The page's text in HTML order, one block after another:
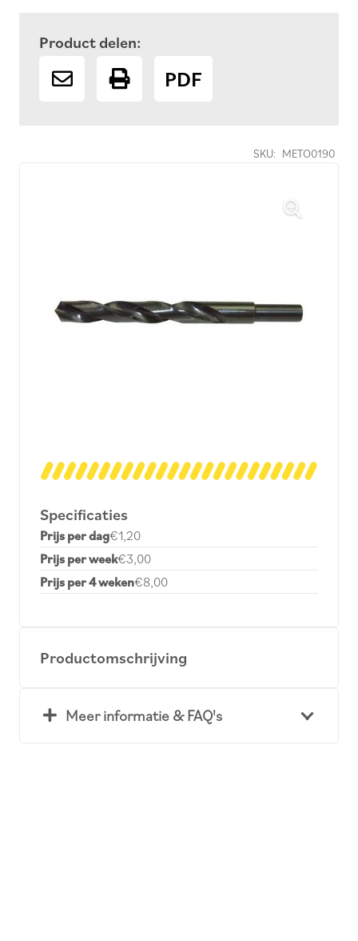
SKU: METO0190
Specificaties
Prijs per dag€1,20
Prijs per week€3,00
Prijs per 4 weken€8,00
Productomschrijving
Meer informatie & FAQ's
Product delen:
PDF